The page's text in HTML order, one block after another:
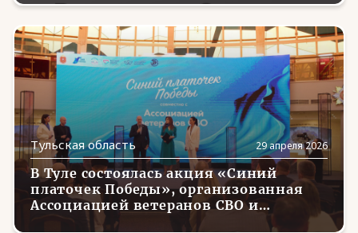
Иркутская область(5)
Кабардино-Балкария(2)
Калининградская область(1)
Калмыкия(1)
Калужская область(11)
Камчатский край(1)
Тульская область 29 апреля 2026
В Туле состоялась акция «Синий
платочек Победы», организованная
Ассоциацией ветеранов СВО и
благотворительным фондом «Русская